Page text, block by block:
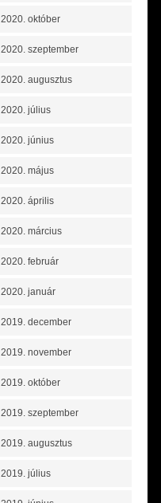
2020. október
2020. szeptember
2020. augusztus
2020. július
2020. június
2020. május
2020. április
2020. március
2020. február
2020. január
2019. december
2019. november
2019. október
2019. szeptember
2019. augusztus
2019. július